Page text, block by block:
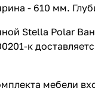
- 610 мм.
Stella Polar
к
мебели